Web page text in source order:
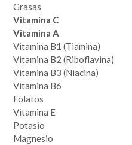
Grasas
Vitamina C
Vitamina A
Vitamina B1 (Tiamina)
Vitamina B2 (Riboflavina)
Vitamina B3 (Niacina)
Vitamina B6
Folatos
Vitamina E
Potasio
Magnesio